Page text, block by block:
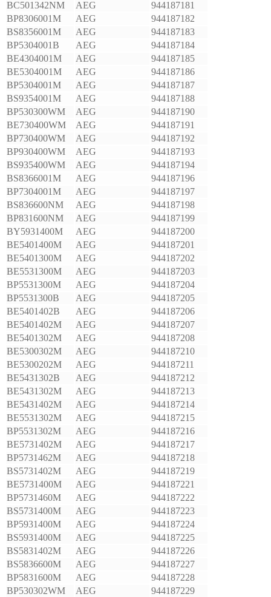
BC501342NM AEG
944187181
BP8306001M
AEG
944187182
BS8356001M
AEG
944187183
BP5304001B
AEG
944187184
BE4304001M
AEG
944187185
BE5304001M
AEG
944187186
BP5304001M
AEG
944187187
BS9354001M
AEG
944187188
BP530300WM
AEG
944187190
BE730400WM
AEG
944187191
BP730400WM
AEG
944187192
BP930400WM
AEG
944187193
BS935400WM
AEG
944187194
BS8366001M
AEG
944187196
BP7304001M
AEG
944187197
BS836600NM
AEG
944187198
BP831600NM
AEG
944187199
BY5931400M
AEG
944187200
BE5401400M
AEG
944187201
BE5401300M
AEG
944187202
BE5531300M
AEG
944187203
BP5531300M
AEG
944187204
BP5531300B
AEG
944187205
BE5401402B
AEG
944187206
BE5401402M
AEG
944187207
BE5401302M
AEG
944187208
BE5300302M
AEG
944187210
BE5300202M
AEG
944187211
BE5431302B
AEG
944187212
BE5431302M
AEG
944187213
BE5431402M
AEG
944187214
BE5531302M
AEG
944187215
BP5531302M
AEG
944187216
BE5731402M
AEG
944187217
BP5731462M
AEG
944187218
BS5731402M
AEG
944187219
BE5731400M
AEG
944187221
BP5731460M
AEG
944187222
BS5731400M
AEG
944187223
BP5931400M
AEG
944187224
BS5931400M
AEG
944187225
BS5831402M
AEG
944187226
BS5836600M
AEG
944187227
BP5831600M
AEG
944187228
BP530302WM
AEG
944187229